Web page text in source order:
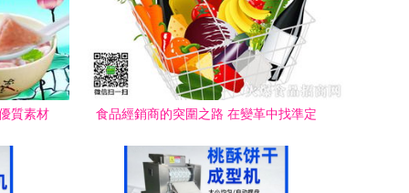
質素材
食品經銷商的突圍之路 在變革中找準定